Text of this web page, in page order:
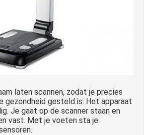
laten scannen, zodat je precies
gezondheid gesteld is. Het apparaat
Je gaat op de scanner staan en
vast. Met je voeten sta je